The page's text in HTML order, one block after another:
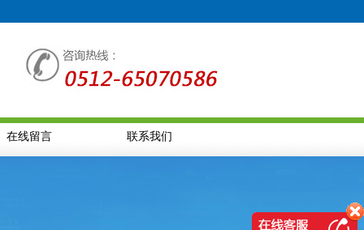
在线留言 联系我们